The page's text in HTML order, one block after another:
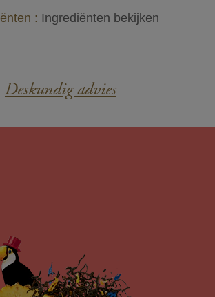
: Ingrediënten bekijken
Deskundig advies